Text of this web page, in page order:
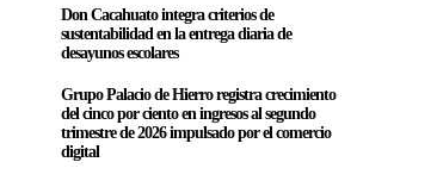
Don Cacahuato integra criterios de
sustentabilidad en la entrega diaria de
desayunos escolares
Grupo Palacio de Hierro registra crecimiento
del cinco por ciento en ingresos al segundo
trimestre de 2026 impulsado por el comercio
digital